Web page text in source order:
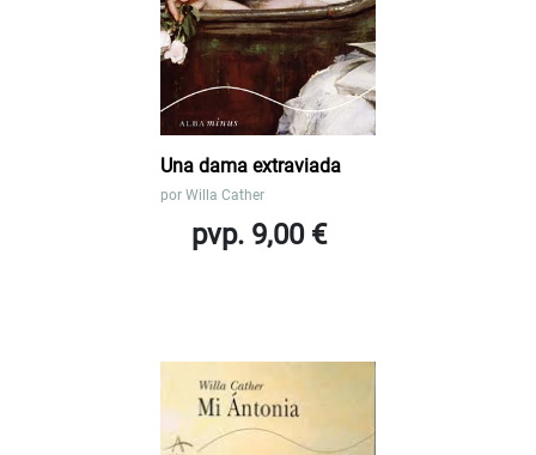
Una dama extraviada
por Willa Cather
pvp. 9,00 €